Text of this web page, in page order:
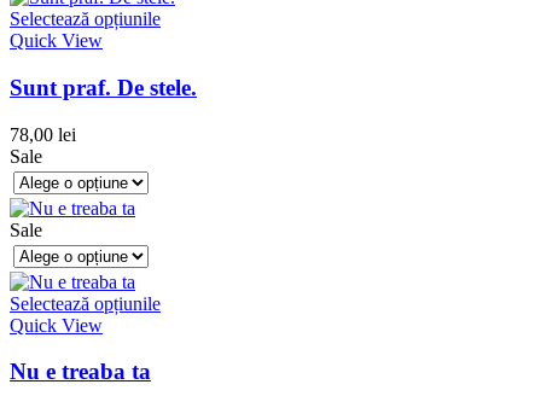
Selectează opțiunile
Quick View
Sunt praf. De stele.
78,00 lei
Sale
Sale
Selectează opțiunile
Quick View
Nu e treaba ta